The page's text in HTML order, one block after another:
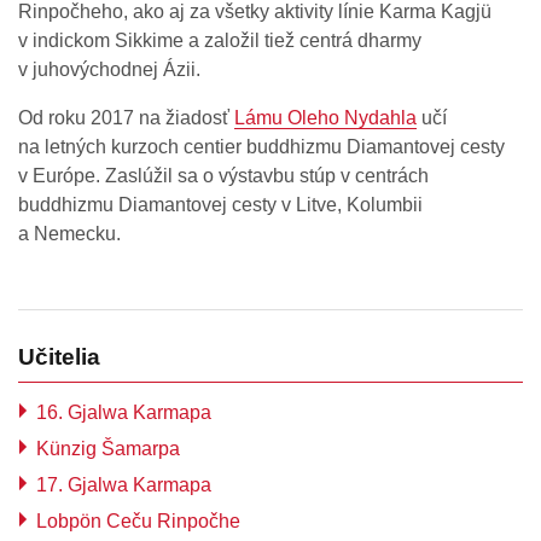
Rinpočheho, ako aj za všetky aktivity línie Karma Kagjü
v indickom Sikkime a založil tiež centrá dharmy
v juhovýchodnej Ázii.
Od roku 2017 na žiadosť Lámu Oleho Nydahla učí
na letných kurzoch centier buddhizmu Diamantovej cesty
v Európe. Zaslúžil sa o výstavbu stúp v centrách
buddhizmu Diamantovej cesty v Litve, Kolumbii
a Nemecku.
Učitelia
16. Gjalwa Karmapa
Künzig Šamarpa
17. Gjalwa Karmapa
Lobpön Ceču Rinpočhe